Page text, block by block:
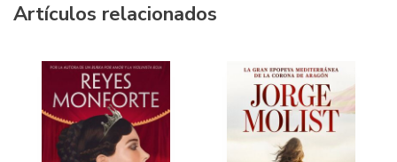
Artículos relacionados